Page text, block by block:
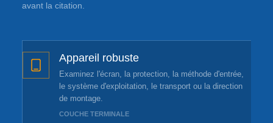
avant la citation.
Appareil robuste
Examinez l'écran, la protection, la méthode d'entrée,
le système d'exploitation, le transport ou la direction
de montage.
COUCHE TERMINALE